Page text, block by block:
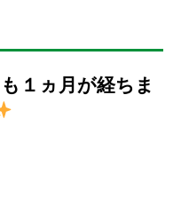
１ヵ月が経ちま